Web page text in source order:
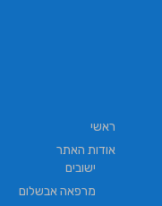
ראשי
אודות האתר
ישובים
מרפאה אבשלום